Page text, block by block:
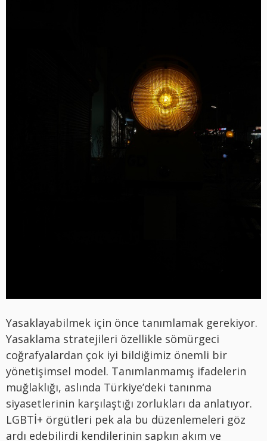
Yasaklayabilmek için önce tanımlamak gerekiyor.
Yasaklama stratejileri özellikle sömürgeci
coğrafyalardan çok iyi bildiğimiz önemli bir
yönetişimsel model. Tanımlanmamış ifadelerin
muğlaklığı, aslında Türkiye’deki tanınma
siyasetlerinin karşılaştığı zorlukları da anlatıyor.
LGBTİ+ örgütleri pek ala bu düzenlemeleri göz
ardı edebilirdi kendilerinin sapkın akım ve